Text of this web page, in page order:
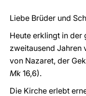
Liebe Brüder und
Heute erklingt in der
zweitausend Jahren
von Nazaret, der
Mk 16,6).
Die Kirche erlebt